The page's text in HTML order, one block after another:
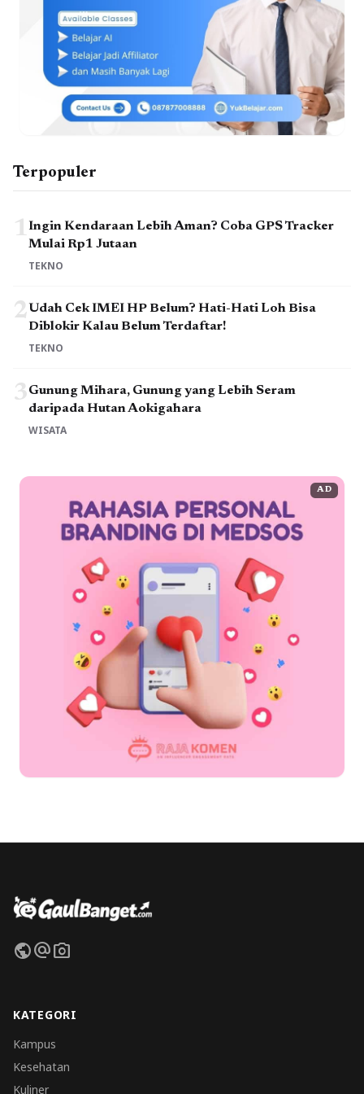
Terpopuler
1Ingin Kendaraan Lebih Aman? Coba GPS Tracker
Mulai Rp1 Jutaan
TEKNO
2Udah Cek IMEI HP Belum? Hati-Hati Loh Bisa
Diblokir Kalau Belum Terdaftar!
TEKNO
3Gunung Mihara, Gunung yang Lebih Seram
daripada Hutan Aokigahara
WISATA
AD
publicalternate_emailphoto_camera
KATEGORI
Kampus
Kesehatan
Kuliner